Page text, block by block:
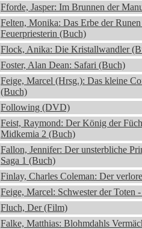
Fforde, Jasper: Im Brunnen der
Felten, Monika: Das Erbe der
Feuerpriesterin (Buch)
Flock, Anika: Die Kristallwandler
Foster, Alan Dean: Safari (Buch)
Feige, Marcel (Hrsg.): Das kleine
(Buch)
Following (DVD)
Feist, Raymond: Der König der
Midkemia 2 (Buch)
Fallon, Jennifer: Der unsterbliche
Saga 1 (Buch)
Finlay, Charles Coleman: Der
Feige, Marcel: Schwester der Toten
Fluch, Der (Film)
Falke, Matthias: Blohmdahls